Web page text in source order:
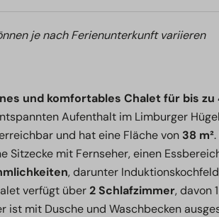
je nach Ferienunterkunft variieren
und komfortables Chalet für bis zu
Aufenthalt im Limburger
und hat eine Fläche von 38 m²
Sitzecke mit Fernseher, einen
, darunter
verfügt über2 Schlafzimmer, davon
ist mit Dusche und Waschbecken